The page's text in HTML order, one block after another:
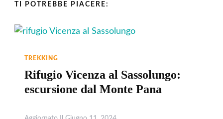
TI POTREBBE PIACERE:
TREKKING
Rifugio Vicenza al Sassolungo:
escursione dal Monte Pana